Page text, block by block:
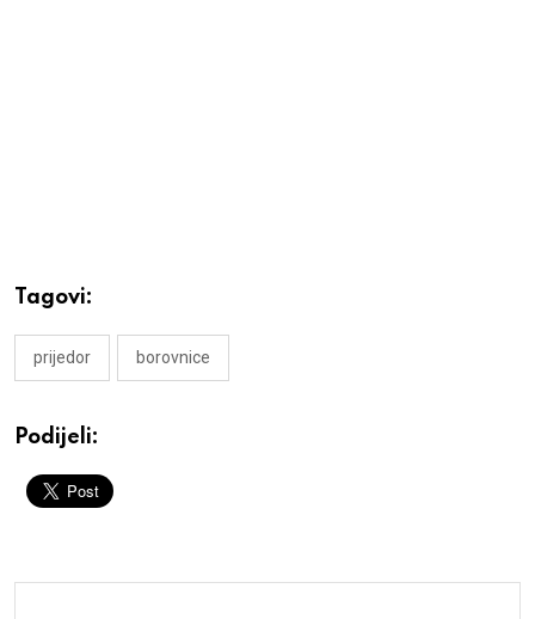
Tagovi:
prijedor borovnice
Podijeli: